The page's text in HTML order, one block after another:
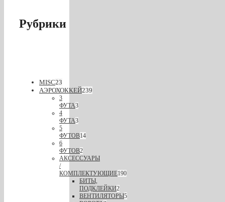
Рубрики
MISC23
АЭРОХОККЕЙ239
3
ФУТА3
4
ФУТА3
5
ФУТОВ14
6
ФУТОВ2
АКСЕССУАРЫ
/
КОМПЛЕКТУЮЩИЕ190
БИТЫ,
ПОДКЛЕЙКИ2
ВЕНТИЛЯТОРЫ5